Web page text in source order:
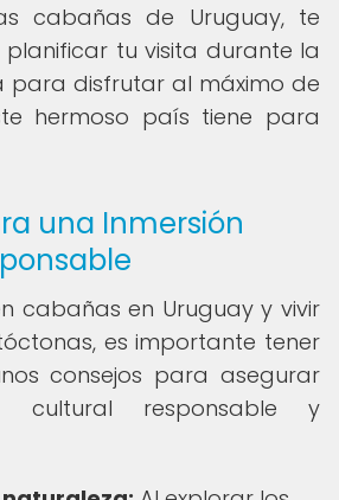
cabañas de Uruguay, te
tu visita durante la
disfrutar al máximo de
hermoso país tiene para
una Inmersión
cabañas en Uruguay y vivir
es importante tener
consejos para asegurar
cultural responsable y